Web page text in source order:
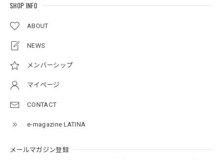
SHOP INFO
ABOUT
NEWS
メンバーシップ
マイページ
CONTACT
e-magazine LATINA
メールマガジン登録